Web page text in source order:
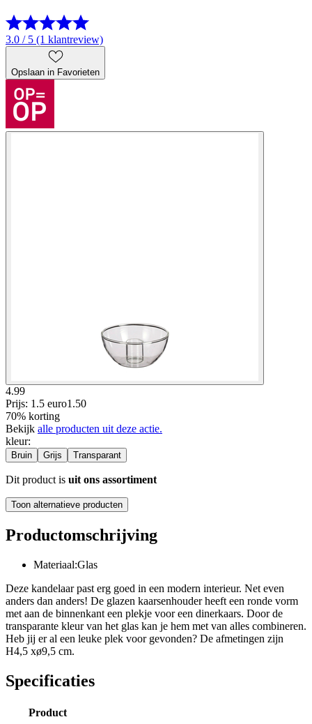
3.0 / 5 (1 klantreview)
Opslaan in Favorieten
4.99
Prijs: 1.5 euro1 .50
70% korting
Bekijk alle producten uit deze actie.
kleur:
Bruin Grijs Transparant
Dit product is uit ons assortiment
Toon alternatieve producten
Productomschrijving
Materiaal:Glas
Deze kandelaar past erg goed in een modern interieur. Net even
anders dan anders! De glazen kaarsenhouder heeft een ronde vorm
met aan de binnenkant een plekje voor een dinerkaars. Door de
transparante kleur van het glas kan je hem met van alles combineren.
Heb jij er al een leuke plek voor gevonden? De afmetingen zijn
H4,5 xø9,5 cm.
Specificaties
Product